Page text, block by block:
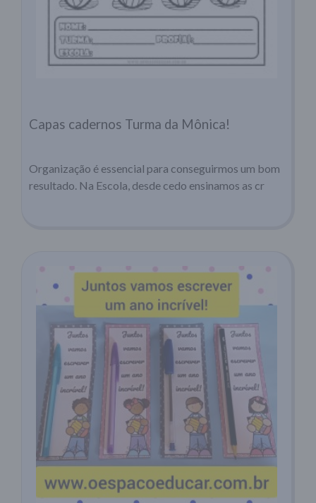
Capas cadernos Turma da Mônica!
Organização é essencial para conseguirmos um bom
resultado. Na Escola, desde cedo ensinamos as cr